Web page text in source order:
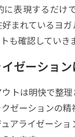
表現するだけ
好まれているヨ
も確認していき
ゼーショ
ウトは明快で整
ゼーションの
ュアライゼーシ